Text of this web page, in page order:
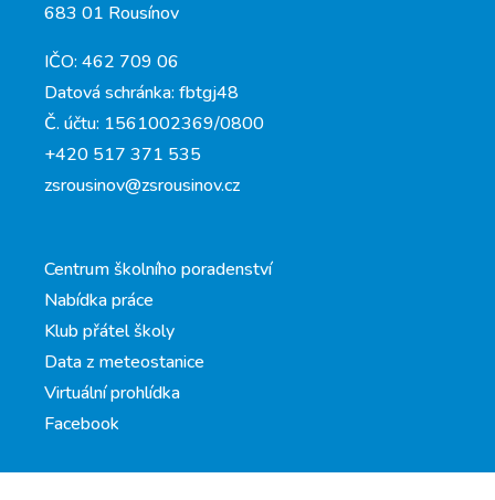
683 01 Rousínov
IČO: 462 709 06
Datová schránka: fbtgj48
Č. účtu: 1561002369/0800
+420 517 371 535
zsrousinov@zsrousinov.cz
Centrum školního poradenství
Nabídka práce
Klub přátel školy
Data z meteostanice
Virtuální prohlídka
Facebook